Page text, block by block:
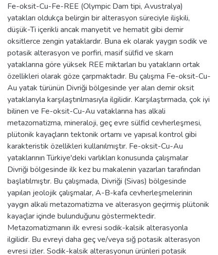
Fe-oksit-Cu-Fe-REE (Olympic Dam tipi, Avustralya)
yatakları oldukça belirgin bir alterasyon süreciyle ilişkili,
düşük-Ti içerikli ancak manyetit ve hematit gibi demir
oksitlerce zengin yataklardır. Buna ek olarak yaygın sodik ve
potasik alterasyon ve porfiri, masif sülfid ve skarn
yataklarına göre yüksek REE miktarları bu yatakların ortak
özellikleri olarak göze çarpmaktadır. Bu çalışma Fe-oksit-Cu-
Au yatak türünün Divriği bölgesinde yer alan demir oksit
yataklarıyla karşılaştınlmasıyla ilgilidir. Karşılaştırmada, çok iyi
bilinen ve Fe-oksit-Cu-Au vataklarına has alkali
metazomatizma, mineraloji, geç evre sülfid cevherleşmesi,
plütonik kayaçların tektonik ortamı ve yapısal kontrol gibi
karakteristik özellikleri kullanılmıştır. Fe-oksit-Cu-Au
yataklarının Türkiye'deki varlıkları konusunda çalışmalar
Divriği bölgesinde ilk kez bu makalenin yazarları tarafından
başlatılmıştır. Bu çalışmada, Divriği (Sivas) bölgesinde
yapılan jeolojik çalışmalar, A-B-kafa cevherleşmelerinin
yaygın alkali metazomatizma ve alterasyon geçirmiş plütonik
kayaçlar içinde bulunduğunu göstermektedir.
Metazomatizmanın ilk evresi sodik-kalsik alterasyonla
ilgilidir. Bu evreyi daha geç ve/veya sığ potasik alterasyon
evresi izler. Sodik-kalsik alterasyonun ürünleri potasik